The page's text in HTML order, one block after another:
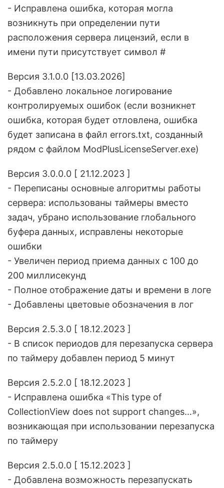
- Исправлена ошибка, которая могла
возникнуть при определении пути
расположения сервера лицензий, если в
имени пути присутствует символ #
Версия 3.1.0.0 [13.03.2026]
- Добавлено локальное логирование
контролируемых ошибок (если возникнет
ошибка, которая будет отловлена, ошибка
будет записана в файл errors.txt, созданный
рядом с файлом ModPlusLicenseServer.exe)
Версия 3.0.0.0 [ 21.12.2023 ]
- Переписаны основные алгоритмы работы
сервера: использованы таймеры вместо
задач, убрано использование глобального
буфера данных, исправлены некоторые
ошибки
- Увеличен период приема данных с 100 до
200 миллисекунд
- Полное отображение даты и времени в логе
- Добавлены цветовые обозначения в лог
Версия 2.5.3.0 [ 18.12.2023 ]
- В список периодов для перезапуска сервера
по таймеру добавлен период 5 минут
Версия 2.5.2.0 [ 18.12.2023 ]
- Исправлена ошибка «This type of
CollectionView does not support changes…»,
возникающая при использовании перезапуска
по таймеру
Версия 2.5.0.0 [ 15.12.2023 ]
- Добавлена возможность перезапускать